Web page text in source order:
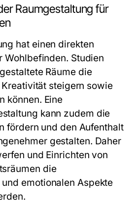
Raumgestaltung für
hat einen direkten
Wohlbefinden. Studien
Räume die
steigern sowie
können. Eine
kann zudem die
fördern und den Aufenthalt
gestalten. Daher
und Einrichten von
die
emotionalen Aspekte